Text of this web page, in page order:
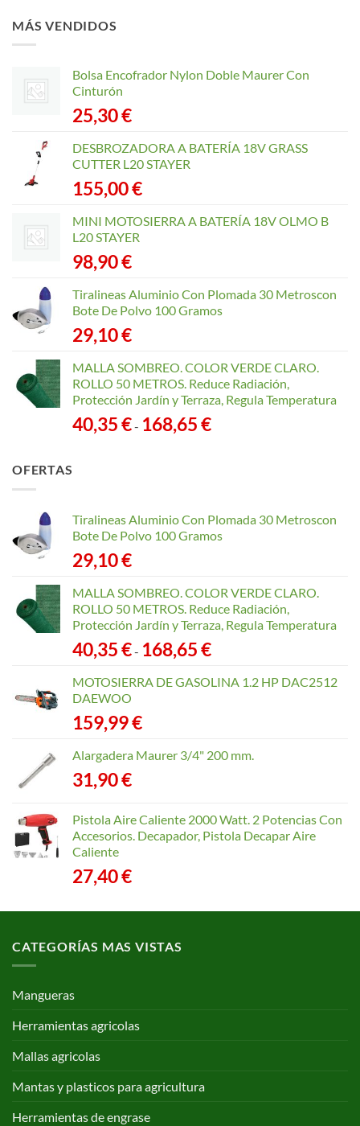
MÁS VENDIDOS
Bolsa Encofrador Nylon Doble Maurer Con
Cinturón
25,30€
DESBROZADORA A BATERÍA 18V GRASS
CUTTER L20 STAYER
155,00€
MINI MOTOSIERRA A BATERÍA 18V OLMO B
L20 STAYER
98,90€
Tiralineas Aluminio Con Plomada 30 Metroscon
Bote De Polvo 100 Gramos
29,10€
MALLA SOMBREO. COLOR VERDE CLARO.
ROLLO 50 METROS. Reduce Radiación,
Protección Jardín y Terraza, Regula Temperatura
40,35€- 168,65€Rango
168,65 €
OFERTAS
Tiralineas Aluminio Con Plomada 30 Metroscon
Bote De Polvo 100 Gramos
29,10€
MALLA SOMBREO. COLOR VERDE CLARO.
ROLLO 50 METROS. Reduce Radiación,
Protección Jardín y Terraza, Regula Temperatura
40,35€- 168,65€Rango
precios:
MOTOSIERRA DE GASOLINA 1.2 HP DAC2512
DAEWOO
159,99€
Alargadera Maurer 3/4" 200 mm.
31,90€
Pistola Aire Caliente 2000 Watt. 2 Potencias Con
Accesorios. Decapador, Pistola Decapar Aire
Caliente
27,40€
CATEGORÍAS MAS VISTAS
Mangueras
Herramientas agricolas
Mallas agricolas
Mantas y plasticos para agricultura
Herramientas de engrase